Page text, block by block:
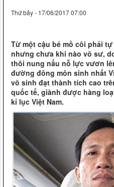
Thứ bảy - 17/06/2017 07:00
Từ một cậu bé mồ côi phải
nhưng chưa khi nào võ sư,
thôi nung nấu nỗ lực vươn
đường đông môn sinh nhất
võ sinh đạt thành tích cao
quốc tế, giành được hàng
kỉ lục Việt Nam.